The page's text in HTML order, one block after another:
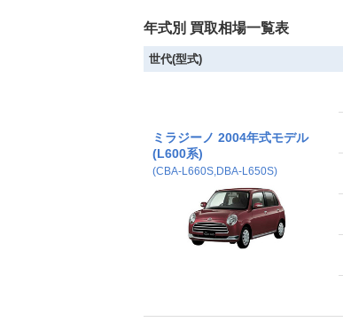
年式別 買取相場一覧表
世代(型式)
ミラジーノ 2004年式モデル
(L600系)
(CBA-L660S,DBA-L650S)